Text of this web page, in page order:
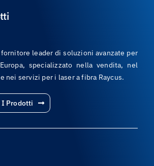
fornitore leader di soluzioni avanzate per
specializzato nella vendita, nel
nei servizi per i laser a fibra Raycus.
Prodotti